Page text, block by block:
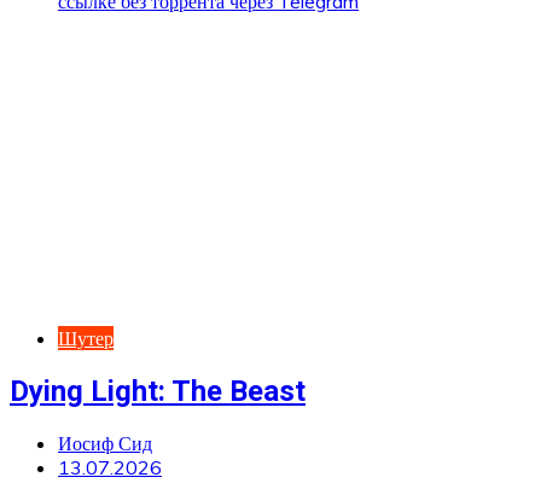
Шутер
Dying Light: The Beast
Иосиф Сид
13.07.2026